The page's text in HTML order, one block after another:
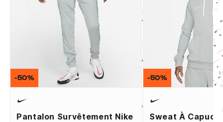
Pantalon Survêtement Nike
-50%
Sweat À
-50%